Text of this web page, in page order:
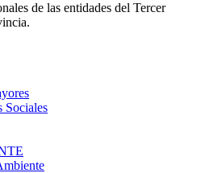
de las entidades del Tercer
Sociales